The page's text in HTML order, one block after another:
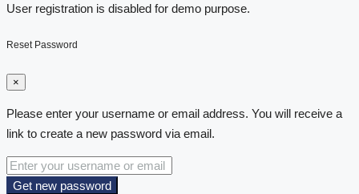
User registration is disabled for demo purpose.
Reset Password
×
Please enter your username or email address. You will receive a
link to create a new password via email.
Get new password